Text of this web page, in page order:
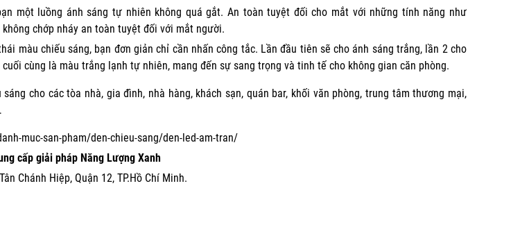
một luồng ánh sáng tự nhiên không quá gắt. An toàn tuyệt đối cho mắt với những tính năng như
chớp nháy an toàn tuyệt đối với mắt người.
màu chiếu sáng, bạn đơn giản chỉ cần nhấn công tắc. Lần đầu tiên sẽ cho ánh sáng trắng, lần 2 cho
cuối cùng là màu trắng lạnh tự nhiên, mang đến sự sang trọng và tinh tế cho không gian căn phòng.
cho các tòa nhà, gia đình, nhà hàng, khách sạn, quán bar, khối văn phòng, trung tâm thương mại,
muc-san-pham/den-chieu-sang/den-led-am-tran/
cấp giải pháp Năng Lượng Xanh
Chánh Hiệp, Quận 12, TP.Hồ Chí Minh.